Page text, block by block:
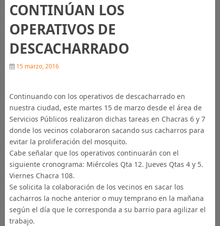
CONTINÚAN LOS
OPERATIVOS DE
DESCACHARRADO
15 marzo, 2016
Continuando con los operativos de descacharrado en
nuestra ciudad, este martes 15 de marzo desde el área de
Servicios Públicos realizaron dichas tareas en Chacras 6 y 7
donde los vecinos colaboraron sacando sus cacharros para
evitar la proliferación del mosquito.
Cabe señalar que los operativos continuarán con el
siguiente cronograma: Miércoles Qta 12. Jueves Qtas 4 y 5.
Viernes Chacra 108.
Se solicita la colaboración de los vecinos en sacar los
cacharros la noche anterior o muy temprano en la mañana
según el día que le corresponda a su barrio para agilizar el
trabajo.